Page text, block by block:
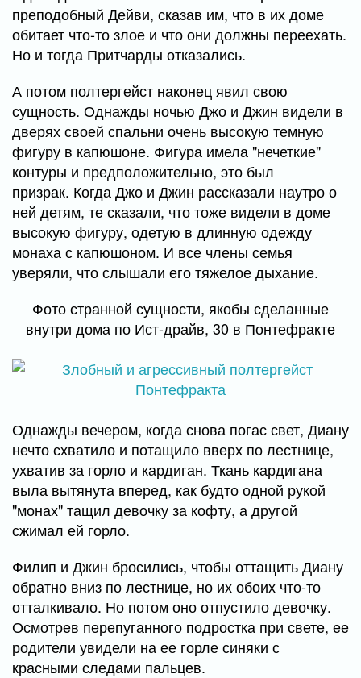
преподобный Дейви, сказав им, что в их доме
обитает что-то злое и что они должны переехать.
Но и тогда Притчарды отказались.
А потом полтергейст наконец явил свою
сущность. Однажды ночью Джо и Джин видели в
дверях своей спальни очень высокую темную
фигуру в капюшоне. Фигура имела "нечеткие"
контуры и предположительно, это был
призрак. Когда Джо и Джин рассказали наутро о
ней детям, те сказали, что тоже видели в доме
высокую фигуру, одетую в длинную одежду
монаха с капюшоном. И все члены семья
уверяли, что слышали его тяжелое дыхание.
Фото странной сущности, якобы сделанные
внутри дома по Ист-драйв, 30 в Понтефракте
Однажды вечером, когда снова погас свет, Диану
нечто схватило и потащило вверх по лестнице,
ухватив за горло и кардиган. Ткань кардигана
выла вытянута вперед, как будто одной рукой
"монах" тащил девочку за кофту, а другой
сжимал ей горло.
Филип и Джин бросились, чтобы оттащить Диану
обратно вниз по лестнице, но их обоих что-то
отталкивало. Но потом оно отпустило девочку.
Осмотрев перепуганного подростка при свете, ее
родители увидели на ее горле синяки с
красными следами пальцев.